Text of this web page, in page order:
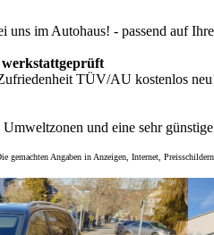
im Autohaus! - passend auf
TÜV/AU kostenlos
und eine sehr
gemachten Angaben in Anzeigen, Internet,